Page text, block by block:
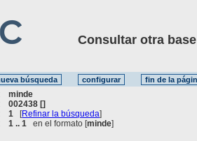
Consultar otra base
minde
002438 []
1 [Refinar la búsqueda]
1 .. 1 en el formato [minde]